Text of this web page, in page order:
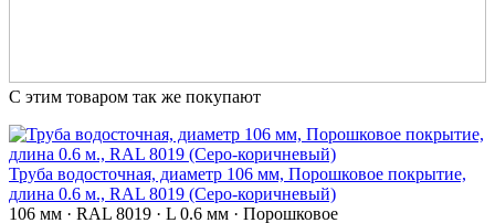
С этим товаром так же покупают
Труба водосточная, диаметр 106 мм, Порошковое покрытие,
длина 0.6 м., RAL 8019 (Серо-коричневый)
106 мм · RAL 8019 · L 0.6 мм · Порошковое